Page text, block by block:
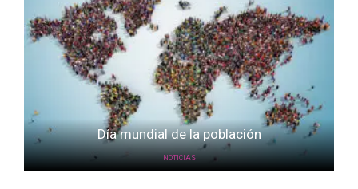
Día mundial de la población
NOTICIAS